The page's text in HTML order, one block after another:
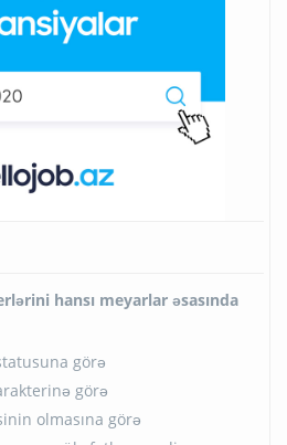
hansı meyarlar əsasında
görə
görə
olmasına görə